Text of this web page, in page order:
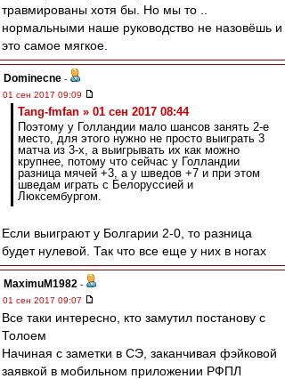
травмированы хотя бы. Но мы то ..
нормальными наше руководство не назовёшь и
это самое мягкое.
Dominecne -
01 сен 2017 09:09
Tang-fmfan » 01 сен 2017 08:44
Поэтому у Голландии мало шансов занять 2-е
место, для этого нужно не просто выиграть 3
матча из 3-х, а выигрывать их как можно
крупнее, потому что сейчас у Голландии
разница мячей +3, а у шведов +7 и при этом
шведам играть с Белоруссией и
Люксембургом.
Если выиграют у Болгарии 2-0, то разница
будет нулевой. Так что все еще у них в ногах
MaximuM1982 -
01 сен 2017 09:07
Все таки интересно, кто замутил постанову с
Толоем
Начиная с заметки в СЭ, заканчивая фэйковой
заявкой в мобильном приложении РФПЛ